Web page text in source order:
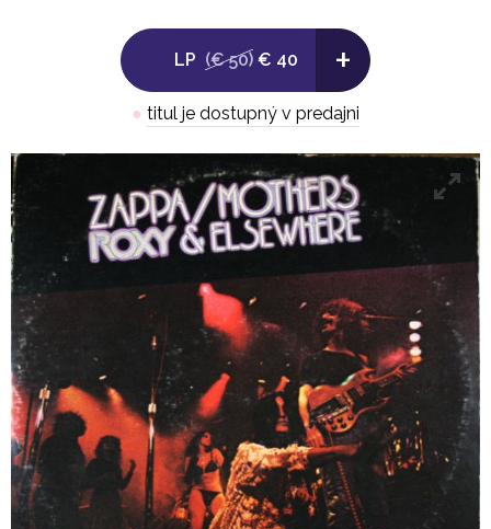
LP (€ 50) € 40 +
● titul je dostupný v predajni